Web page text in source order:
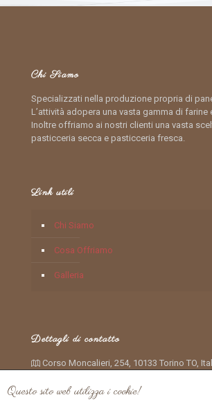
Chi Siamo
Specializzati nella produzione propria di
L’attività adopera una vasta gamma di farine
Inoltre offriamo ai nostri clienti una vasta
pasticceria secca e pasticceria fresca.
Link utili
Chi Siamo
Cosa Offriamo
Galleria
Dettagli di contatto
Corso Moncalieri, 254, 10133 Torino TO,
+390116612265
Questo sito web utilizza i cookie!